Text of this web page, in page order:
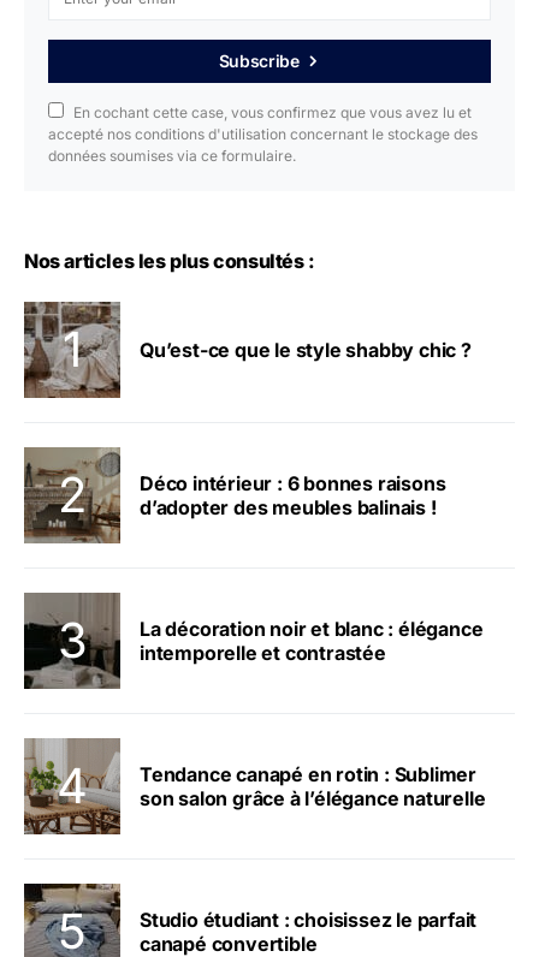
Subscribe
En cochant cette case, vous confirmez que vous avez lu et
accepté nos conditions d'utilisation concernant le stockage des
données soumises via ce formulaire.
Nos articles les plus consultés :
Qu’est-ce que le style shabby chic ?
Déco intérieur : 6 bonnes raisons
d’adopter des meubles balinais !
La décoration noir et blanc : élégance
intemporelle et contrastée
Tendance canapé en rotin : Sublimer
son salon grâce à l’élégance naturelle
Studio étudiant : choisissez le parfait
canapé convertible